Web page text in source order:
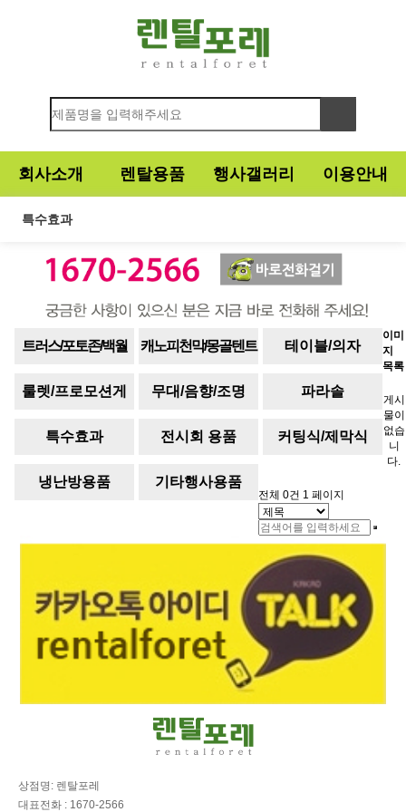
회사소개 렌탈용품 행사갤러리 이용안내
특수효과
트러스/포토존/백월 캐노피천막/몽골텐트 테이블/의자
룰렛/프로모션게
임기
무대/음향/조명 파라솔
특수효과 전시회 용품 커팅식/제막식
냉난방용품 기타행사용품
이미
지
목록
게시
물이
없습
니
다.
전체 0건 1 페이지
상점명: 렌탈포레
대표전화 : 1670-2566